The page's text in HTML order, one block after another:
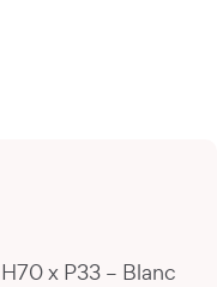
x P33 – Blanc